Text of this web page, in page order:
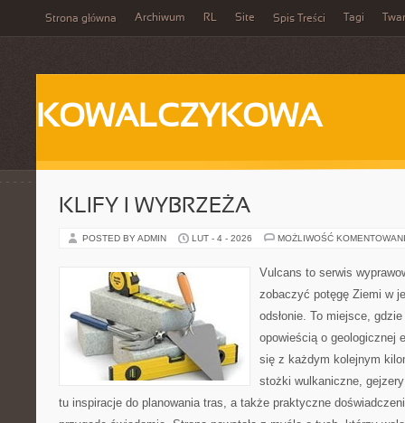
Strona główna Archiwum RL Site Spis Treści Tagi
KOWALCZYKOWA
KLIFY I WYBRZEŻA
POSTED BY ADMIN LUT - 4 - 2026 MOŻLIWOŚĆ
Vulcans to serwis
zobaczyć potęgę Ziemi w
odsłonie. To miejsce,
opowieścią o geologicznej
się z każdym kolejnym
stożki wulkaniczne,
tu inspiracje do planowania tras, a także praktyczne